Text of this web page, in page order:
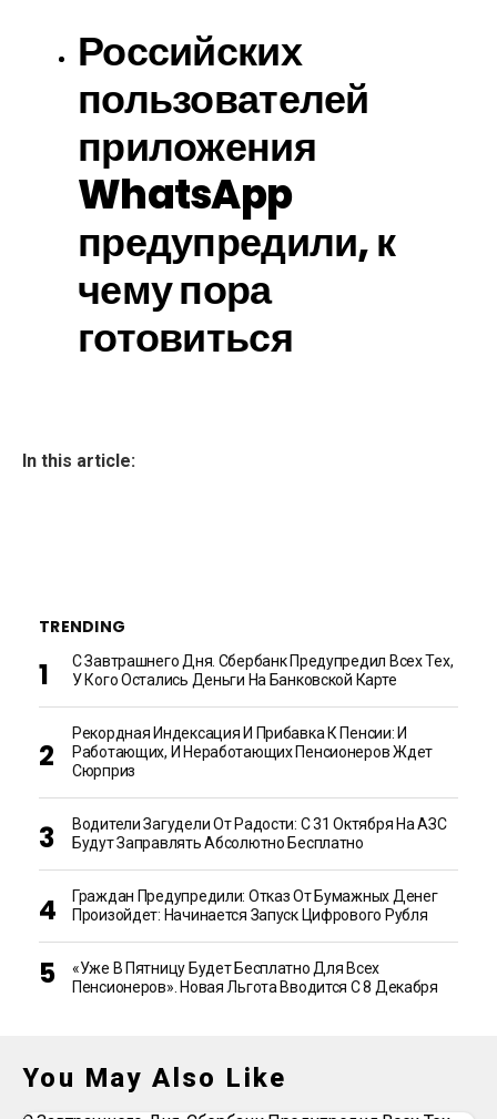
Российских
пользователей
приложения
WhatsApp
предупредили, к
чему пора
готовиться
In this article:
TRENDING
С Завтрашнего Дня. Сбербанк Предупредил Всех Тех,
У Кого Остались Деньги На Банковской Карте
Рекордная Индексация И Прибавка К Пенсии: И
Работающих, И Неработающих Пенсионеров Ждет
Сюрприз
Водители Загудели От Радости: С 31 Октября На АЗС
Будут Заправлять Абсолютно Бесплатно
Граждан Предупредили: Отказ От Бумажных Денег
Произойдет: Начинается Запуск Цифрового Рубля
«Уже В Пятницу Будет Бесплатно Для Всех
Пенсионеров». Новая Льгота Вводится С 8 Декабря
You May Also Like